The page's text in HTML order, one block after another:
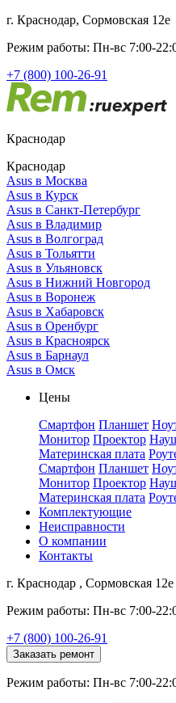
г. Краснодар, Сормовская 12е
Режим работы: Пн-вс 7:00-
+7 (800) 100-26-91
Краснодар
Краснодар
Asus в Москва
Asus в Курск
Asus в Санкт-Петербург
Asus в Владимир
Asus в Волгоград
Asus в Тольятти
Asus в Ульяновск
Asus в Нижний Новгород
Asus в Воронеж
Asus в Хабаровск
Asus в Оренбург
Asus в Красноярск
Asus в Барнаул
Asus в Омск
Цены
Смартфон Планшет
Монитор Проектор
Материнская плата
Смартфон Планшет
Монитор Проектор
Материнская плата
Комплектующие
Неисправности
О компании
Контакты
г. Краснодар , Сормовская 12е
Режим работы: Пн-вс 7:00-
+7 (800) 100-26-91
Заказать ремонт
Режим работы: Пн-вс 7:00-